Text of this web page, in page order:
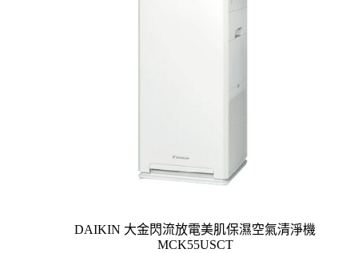
DAIKIN 大金閃流放電美肌保濕空氣清淨機
MCK55USCT